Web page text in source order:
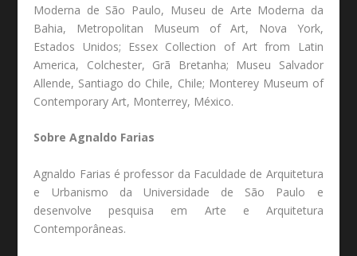
Moderna de São Paulo, Museu de Arte Moderna da
Bahia, Metropolitan Museum of Art, Nova York,
Estados Unidos; Essex Collection of Art from Latin
America, Colchester, Grã Bretanha; Museu Salvador
Allende, Santiago do Chile, Chile; Monterey Museum of
Contemporary Art, Monterrey, México.
Sobre Agnaldo Farias
Agnaldo Farias é professor da Faculdade de Arquitetura
e Urbanismo da Universidade de São Paulo e
desenvolve pesquisa em Arte e Arquitetura
Contemporâneas.